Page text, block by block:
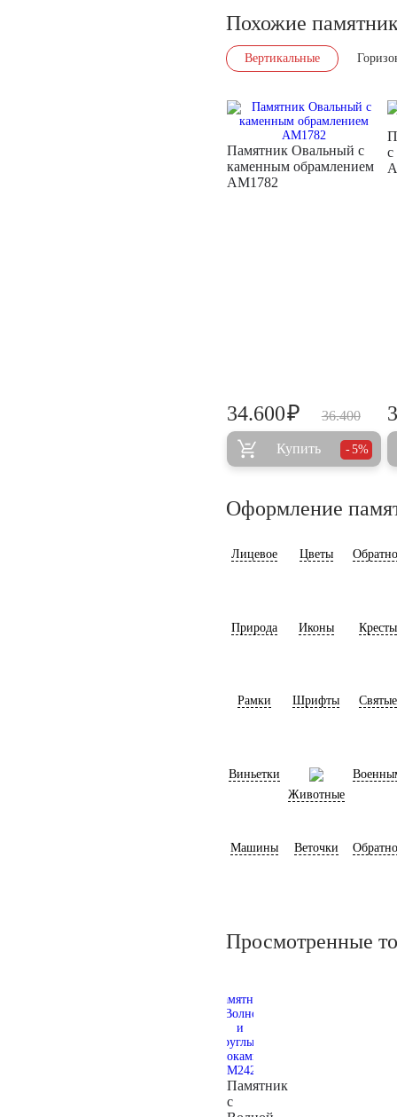
Похожие
Вертикальные
Памятник Овальный с
каменным обрамлением
AM1782
36.400
34.600₽
Купить 5%
Оформление
Лицевое Цветы
Природа Иконы Кресты
Рамки Шрифты Святые
Виньетки
Животные
Машины Веточки
Просмотренные
Памятник
с